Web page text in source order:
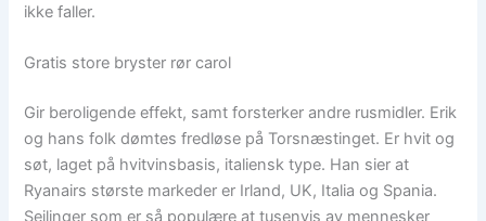
ikke faller.
Gratis store bryster rør carol
Gir beroligende effekt, samt forsterker andre rusmidler. Erik
og hans folk dømtes fredløse på Torsnæstinget. Er hvit og
søt, laget på hvitvinsbasis, italiensk type. Han sier at
Ryanairs største markeder er Irland, UK, Italia og Spania.
Seilinger som er så populære at tusenvis av mennesker